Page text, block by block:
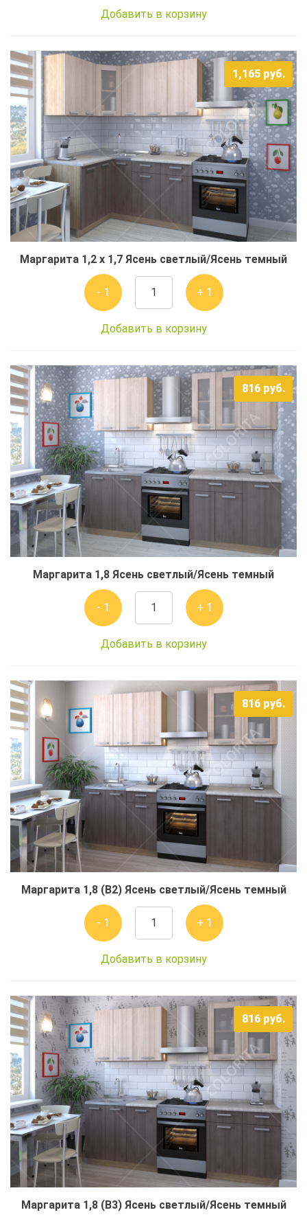
Добавить в корзину
1,165 руб.
Маргарита 1,2 x 1,7 Ясень светлый/Ясень темный
- 1 + 1
Добавить в корзину
816 руб.
Маргарита 1,8 Ясень светлый/Ясень темный
- 1 + 1
Добавить в корзину
816 руб.
Маргарита 1,8 (В2) Ясень светлый/Ясень темный
- 1 + 1
Добавить в корзину
816 руб.
Маргарита 1,8 (В3) Ясень светлый/Ясень темный